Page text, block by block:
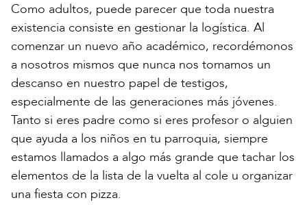
Como adultos, puede parecer que toda nuestra
existencia consiste en gestionar la logística. Al
comenzar un nuevo año académico, recordémonos
a nosotros mismos que nunca nos tomamos un
descanso en nuestro papel de testigos,
especialmente de las generaciones más jóvenes.
Tanto si eres padre como si eres profesor o alguien
que ayuda a los niños en tu parroquia, siempre
estamos llamados a algo más grande que tachar los
elementos de la lista de la vuelta al cole u organizar
una fiesta con pizza.